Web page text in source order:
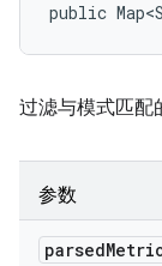
public
过滤与模式匹配
参数
parsed